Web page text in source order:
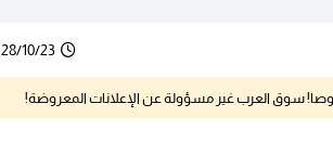
28/10/23
سوق العرب غير مسؤولة عن الإعلانات المعروضة!